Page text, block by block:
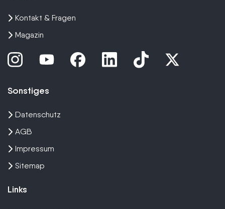
Kontakt & Fragen
Magazin
Sonstiges
Datenschutz
AGB
Impressum
Sitemap
Links